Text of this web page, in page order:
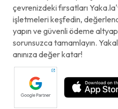
çevrenizdeki fırsatları
işletmeleri keşfedin,
yapın ve güvenli ödeme
sorunsuzca tamamlayın.
anınıza değer katar!